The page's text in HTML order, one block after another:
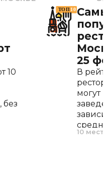
10
без
25
В
могут
10 мест